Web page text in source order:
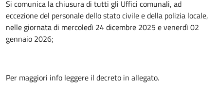
Si comunica la chiusura di tutti gli Uffici comunali, ad
eccezione del personale dello stato civile e della polizia locale,
nelle giornata di mercoledì 24 dicembre 2025 e venerdì 02
gennaio 2026;
Per maggiori info leggere il decreto in allegato.